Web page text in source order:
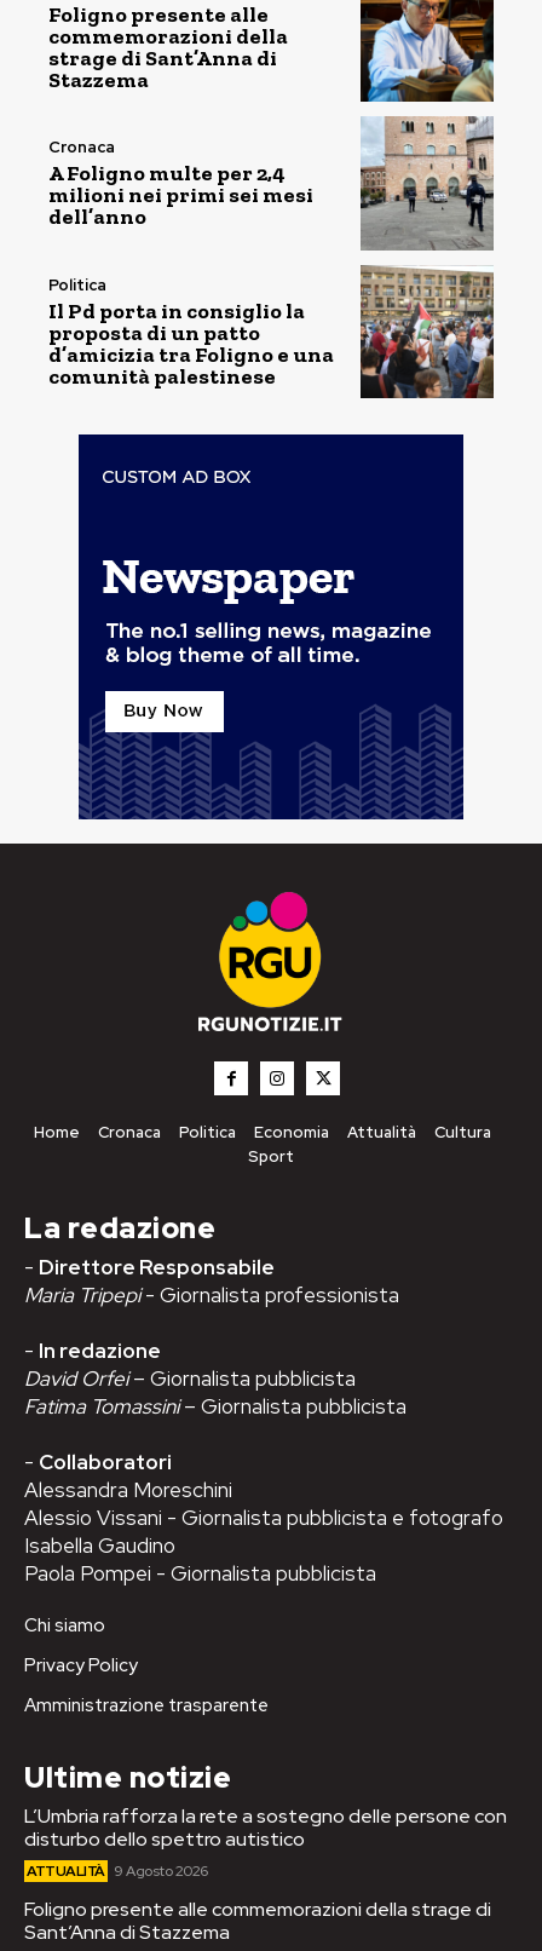
Foligno presente alle
commemorazioni della
strage di Sant’Anna di
Stazzema
Cronaca
A Foligno multe per 2,4
milioni nei primi sei mesi
dell’anno
Politica
Il Pd porta in consiglio la
proposta di un patto
d’amicizia tra Foligno e una
comunità palestinese
Home Cronaca Politica Economia Attualità
Cultura
Sport
La redazione
- Direttore Responsabile
Maria Tripepi- Giornalista professionista
- In redazione
David Orfei– Giornalista pubblicista
Fatima Tomassini– Giornalista pubblicista
- Collaboratori
Alessandra Moreschini
Alessio Vissani - Giornalista pubblicista e fotografo
Isabella Gaudino
Paola Pompei - Giornalista pubblicista
Chi siamo
Privacy Policy
Amministrazione trasparente
Ultime notizie
L’Umbria rafforza la rete a sostegno delle persone con
disturbo dello spettro autistico
ATTUALITÀ 9 Agosto 2026
Foligno presente alle commemorazioni della strage di
Sant’Anna di Stazzema